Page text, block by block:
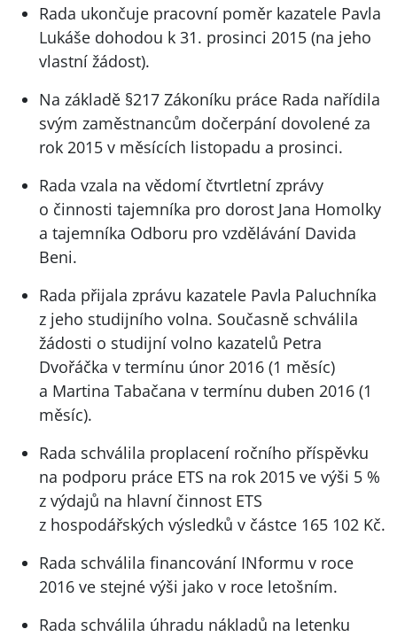
Rada ukončuje pracovní poměr kazatele Pavla
Lukáše dohodou k 31. prosinci 2015 (na jeho
vlastní žádost).
Na základě §217 Zákoníku práce Rada nařídila
svým zaměstnancům dočerpání dovolené za
rok 2015 v měsících listopadu a prosinci.
Rada vzala na vědomí čtvrtletní zprávy
o činnosti tajemníka pro dorost Jana Homolky
a tajemníka Odboru pro vzdělávání Davida
Beni.
Rada přijala zprávu kazatele Pavla Paluchníka
z jeho studijního volna. Současně schválila
žádosti o studijní volno kazatelů Petra
Dvořáčka v termínu únor 2016 (1 měsíc)
a Martina Tabačana v termínu duben 2016 (1
měsíc).
Rada schválila proplacení ročního příspěvku
na podporu práce ETS na rok 2015 ve výši 5 %
z výdajů na hlavní činnost ETS
z hospodářských výsledků v částce 165 102 Kč.
Rada schválila financování INformu v roce
2016 ve stejné výši jako v roce letošním.
Rada schválila úhradu nákladů na letenku